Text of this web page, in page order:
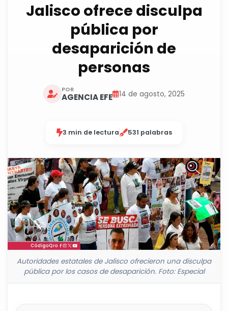
Jalisco ofrece disculpa
pública por
desaparición de
personas
POR
AGENCIA EFE 14 de agosto, 2025
3 min de lectura 531 palabras
Autoridades estatales de Jalisco ofrecieron una disculpa
pública por los casos de desaparición. Foto: Especial